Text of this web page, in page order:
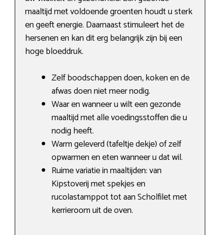
maaltijd met voldoende groenten houdt u sterk
en geeft energie. Daarnaast stimuleert het de
hersenen en kan dit erg belangrijk zijn bij een
hoge bloeddruk.
Zelf boodschappen doen, koken en de
afwas doen niet meer nodig.
Waar en wanneer u wilt een gezonde
maaltijd met alle voedingsstoffen die u
nodig heeft.
Warm geleverd (tafeltje dekje) of zelf
opwarmen en eten wanneer u dat wil.
Ruime variatie in maaltijden: van
Kipstoverij met spekjes en
rucolastamppot tot aan Scholfilet met
kerrieroom uit de oven.